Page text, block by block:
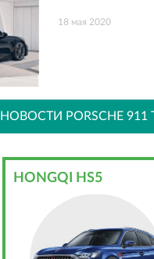
18 мая 2020
НОВОСТИ PORSCHE 911
HONGQI HS5